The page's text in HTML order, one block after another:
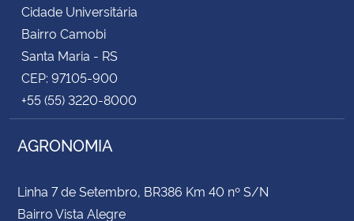
Advocacia-Geral da União
Banco Central do Brasil
Cidade Universitária
Bairro Camobi
Santa Maria - RS
CEP: 97105-900
+55 (55) 3220-8000
AGRONOMIA
Linha 7 de Setembro, BR386 Km 40 nº S/N
Bairro Vista Alegre